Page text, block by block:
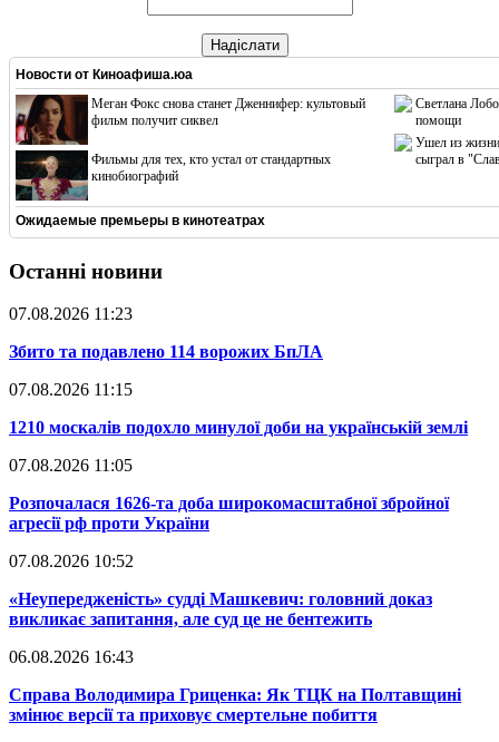
Надіслати
Новости от Киноафиша.юа
Меган Фокс снова станет Дженнифер: культовый
фильм получит сиквел
Фильмы для тех, кто устал от стандартных
кинобиографий
Светлана
помощи
Ушел из жизни
сыграл в
Ожидаемые премьеры в кинотеатрах
Останні новини
07.08.2026 11:23
​Збито та подавлено 114 ворожих БпЛА
07.08.2026 11:15
​1210 москалів подохло минулої доби на українській землі
07.08.2026 11:05
​Розпочалася 1626-та доба широкомасштабної збройної
агресії рф проти України
07.08.2026 10:52
​«Неупередженість» судді Машкевич: головний доказ
викликає запитання, але суд це не бентежить
06.08.2026 16:43
​Справа Володимира Гриценка: Як ТЦК на Полтавщині
змінює версії та приховує смертельне побиття